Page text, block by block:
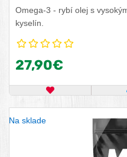
Omega-3 - rybí olej s
kyselín.
27,90€
OBĽÚBENÝ
Na sklade